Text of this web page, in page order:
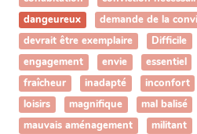
dangeureux
demande de la
devrait être exemplaire
Difficile
engagement
envie essentiel
fraîcheur
inadapté inconfort
loisirs
magnifique mal balisé
mauvais aménagement
militant